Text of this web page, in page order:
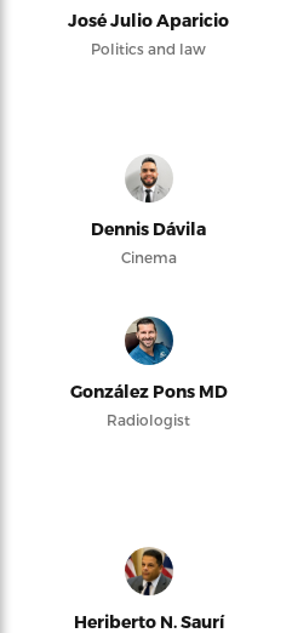
José Julio Aparicio
Politics and law
Dennis Dávila
Cinema
González Pons MD
Radiologist
Heriberto N. Saurí